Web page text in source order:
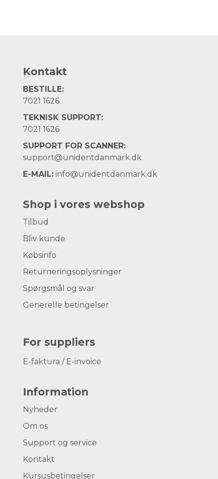
Kontakt
BESTILLE:
7021 1626
TEKNISK SUPPORT:
7021 1626
SUPPORT FOR SCANNER:
support@unidentdanmark.dk
E-MAIL: info@unidentdanmark.dk
Shop i vores webshop
Tilbud
Bliv kunde
Købsinfo
Returneringsoplysninger
Spørgsmål og svar
Generelle betingelser
For suppliers
E-faktura / E-invoice
Information
Nyheder
Om os
Support og service
Kontakt
Kursusbetingelser